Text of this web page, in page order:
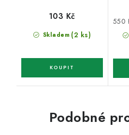
Skladem (2 ks)
103 Kč
cena:
550
Podobné